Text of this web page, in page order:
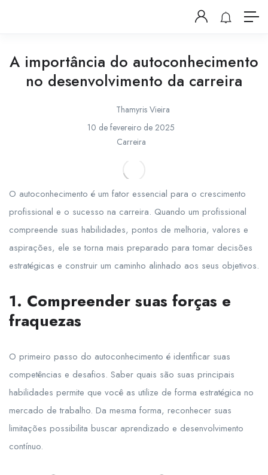
A importância do autoconhecimento
no desenvolvimento da carreira
Thamyris Vieira
10 de fevereiro de 2025
Carreira
O autoconhecimento é um fator essencial para o crescimento
profissional e o sucesso na carreira. Quando um profissional
compreende suas habilidades, pontos de melhoria, valores e
aspirações, ele se torna mais preparado para tomar decisões
estratégicas e construir um caminho alinhado aos seus objetivos.
1. Compreender suas forças e
fraquezas
O primeiro passo do autoconhecimento é identificar suas
competências e desafios. Saber quais são suas principais
habilidades permite que você as utilize de forma estratégica no
mercado de trabalho. Da mesma forma, reconhecer suas
limitações possibilita buscar aprendizado e desenvolvimento
contínuo.